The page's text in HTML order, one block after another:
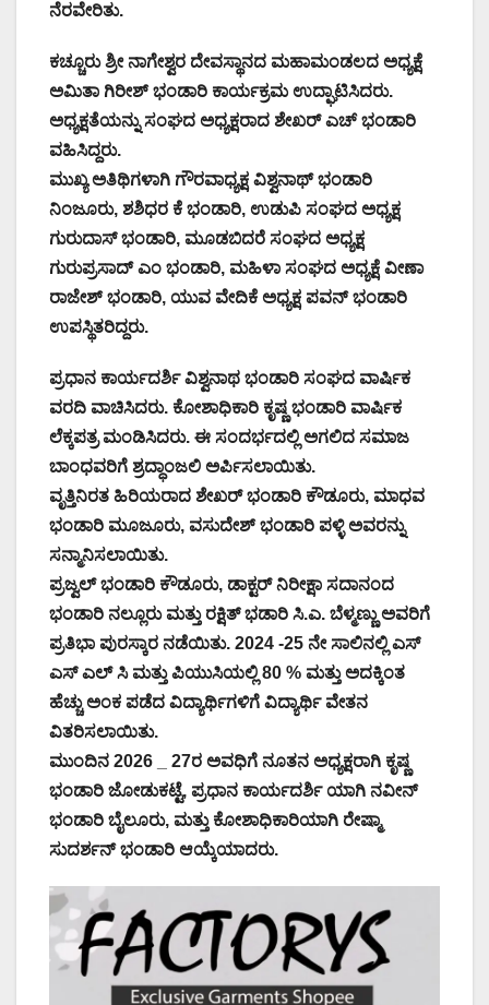
ನೆರವೇರಿತು.
ಕಚ್ಚೂರು ಶ್ರೀ ನಾಗೇಶ್ವರ ದೇವಸ್ಥಾನದ ಮಹಾಮಂಡಲದ ಅಧ್ಯಕ್ಷೆ
ಅಮಿತಾ ಗಿರೀಶ್ ಭಂಡಾರಿ ಕಾರ್ಯಕ್ರಮ ಉದ್ಘಾಟಿಸಿದರು.
ಅಧ್ಯಕ್ಷತೆಯನ್ನು ಸಂಘದ ಅಧ್ಯಕ್ಷರಾದ ಶೇಖರ್ ಎಚ್ ಭಂಡಾರಿ
ವಹಿಸಿದ್ದರು.
ಮುಖ್ಯ ಅತಿಥಿಗಳಾಗಿ ಗೌರವಾಧ್ಯಕ್ಷ ವಿಶ್ವನಾಥ್ ಭಂಡಾರಿ
ನಿಂಜೂರು, ಶಶಿಧರ ಕೆ ಭಂಡಾರಿ, ಉಡುಪಿ ಸಂಘದ ಅಧ್ಯಕ್ಷ
ಗುರುದಾಸ್ ಭಂಡಾರಿ, ಮೂಡಬಿದರೆ ಸಂಘದ ಅಧ್ಯಕ್ಷ
ಗುರುಪ್ರಸಾದ್ ಎಂ ಭಂಡಾರಿ, ಮಹಿಳಾ ಸಂಘದ ಅಧ್ಯಕ್ಷೆ ವೀಣಾ
ರಾಜೇಶ್ ಭಂಡಾರಿ, ಯುವ ವೇದಿಕೆ ಅಧ್ಯಕ್ಷ ಪವನ್ ಭಂಡಾರಿ
ಉಪಸ್ಥಿತರಿದ್ದರು.
ಪ್ರಧಾನ ಕಾರ್ಯದರ್ಶಿ ವಿಶ್ವನಾಥ ಭಂಡಾರಿ ಸಂಘದ ವಾರ್ಷಿಕ
ವರದಿ ವಾಚಿಸಿದರು. ಕೋಶಾಧಿಕಾರಿ ಕೃಷ್ಣ ಭಂಡಾರಿ ವಾರ್ಷಿಕ
ಲೆಕ್ಕಪತ್ರ ಮಂಡಿಸಿದರು. ಈ ಸಂದರ್ಭದಲ್ಲಿ ಅಗಲಿದ ಸಮಾಜ
ಬಾಂಧವರಿಗೆ ಶ್ರದ್ಧಾಂಜಲಿ ಅರ್ಪಿಸಲಾಯಿತು.
ವೃತ್ತಿನಿರತ ಹಿರಿಯರಾದ ಶೇಖರ್ ಭಂಡಾರಿ ಕೌಡೂರು, ಮಾಧವ
ಭಂಡಾರಿ ಮೂಜೂರು, ವಸುದೇಶ್ ಭಂಡಾರಿ ಪಳ್ಳಿ ಅವರನ್ನು
ಸನ್ಮಾನಿಸಲಾಯಿತು.
ಪ್ರಜ್ವಲ್ ಭಂಡಾರಿ ಕೌಡೂರು, ಡಾಕ್ಟರ್ ನಿರೀಕ್ಷಾ ಸದಾನಂದ
ಭಂಡಾರಿ ನಲ್ಲೂರು ಮತ್ತು ರಕ್ಷಿತ್ ಭಡಾರಿ ಸಿ.ಎ. ಬೆಳ್ಮಣ್ಣು ಅವರಿಗೆ
ಪ್ರತಿಭಾ ಪುರಸ್ಕಾರ ನಡೆಯಿತು. 2024 -25 ನೇ ಸಾಲಿನಲ್ಲಿ ಎಸ್
ಎಸ್ ಎಲ್ ಸಿ ಮತ್ತು ಪಿಯುಸಿಯಲ್ಲಿ 80 % ಮತ್ತು ಅದಕ್ಕಿಂತ
ಹೆಚ್ಚು ಅಂಕ ಪಡೆದ ವಿದ್ಯಾರ್ಥಿಗಳಿಗೆ ವಿದ್ಯಾರ್ಥಿ ವೇತನ
ವಿತರಿಸಲಾಯಿತು.
ಮುಂದಿನ 2026 _ 27ರ ಅವಧಿಗೆ ನೂತನ ಅಧ್ಯಕ್ಷರಾಗಿ ಕೃಷ್ಣ
ಭಂಡಾರಿ ಜೋಡುಕಟ್ಟೆ, ಪ್ರಧಾನ ಕಾರ್ಯದರ್ಶಿ ಯಾಗಿ ನವೀನ್
ಭಂಡಾರಿ ಬೈಲೂರು, ಮತ್ತು ಕೋಶಾಧಿಕಾರಿಯಾಗಿ ರೇಷ್ಮಾ
ಸುದರ್ಶನ್ ಭಂಡಾರಿ ಆಯ್ಕೆಯಾದರು.